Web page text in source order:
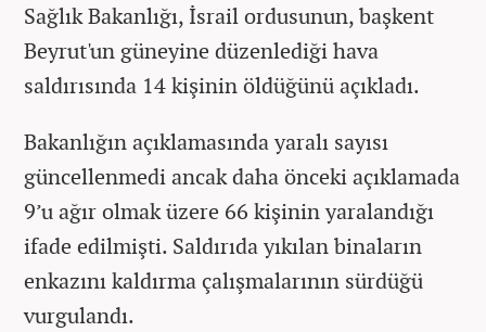
Sağlık Bakanlığı, İsrail ordusunun, başkent
Beyrut'un güneyine düzenlediği hava
saldırısında 14 kişinin öldüğünü açıkladı.
Bakanlığın açıklamasında yaralı sayısı
güncellenmedi ancak daha önceki açıklamada
9’u ağır olmak üzere 66 kişinin yaralandığı
ifade edilmişti. Saldırıda yıkılan binaların
enkazını kaldırma çalışmalarının sürdüğü
vurgulandı.